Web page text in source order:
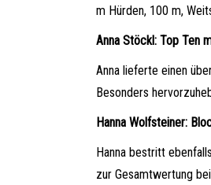
m Hürden, 100 m,
Anna Stöckl: Top Ten
Anna lieferte einen
Besonders
Hanna Wolfsteiner:
Hanna bestritt
zur Gesamtwertung